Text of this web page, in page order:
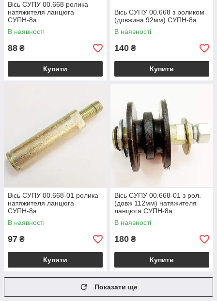
Вісь СУПУ 00.668 ролика
натяжителя ланцюга
СУПН-8а
В наявності
88 ₴
Купити
Вісь СУПУ 00.668 з роликом
(довжина 92мм) СУПН-8а
В наявності
140 ₴
Купити
Вісь СУПУ 00.668-01 ролика
натяжителя ланцюга
СУПН-8а
В наявності
97 ₴
Купити
Вісь СУПУ 00.668-01 з рол.
(довж 112мм) натяжителя
ланцюга СУПН-8а
В наявності
180 ₴
Купити
Показати ще